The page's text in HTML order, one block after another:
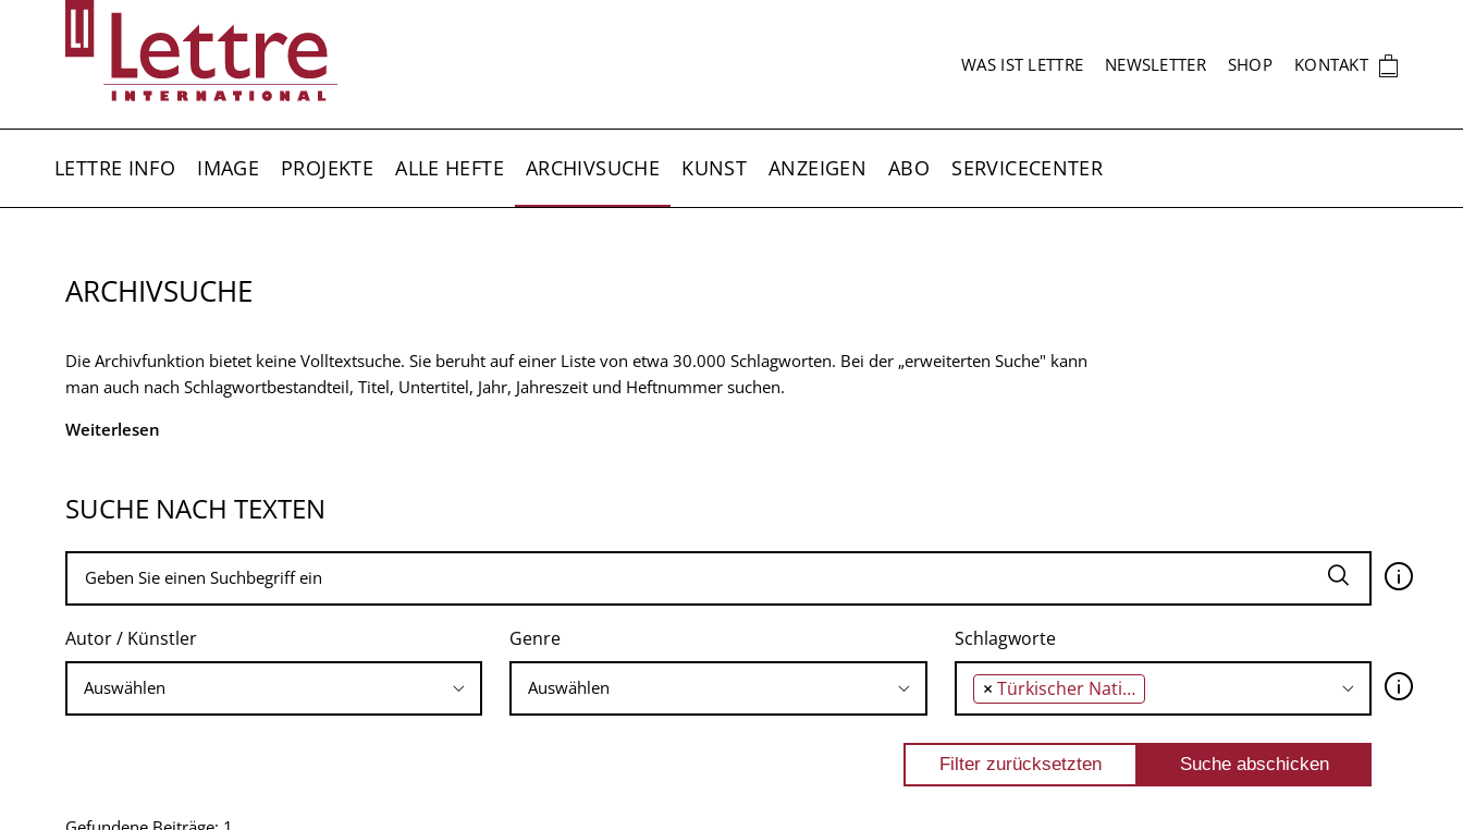
SEKUNDÄRNAVIGATION
WAS IST LETTRE NEWSLETTER SHOP KONTAKT 🛍
LETTRE INFO IMAGE PROJEKTE ALLE HEFTE ARCHIVSUCHE KUNST ANZEIGEN ABO SERVICECENTER
ARCHIVSUCHE
Die Archivfunktion bietet keine Volltextsuche. Sie beruht auf einer Liste von etwa 30.000 Schlagworten. Bei der „erweiterten Suche" kann
man auch nach Schlagwortbestandteil, Titel, Untertitel, Jahr, Jahreszeit und Heftnummer suchen.
Weiterlesen
SUCHE NACH TEXTEN
🛈
Autor / Künstler Genre Schlagworte
× Türkischer Nationalismus 🛈